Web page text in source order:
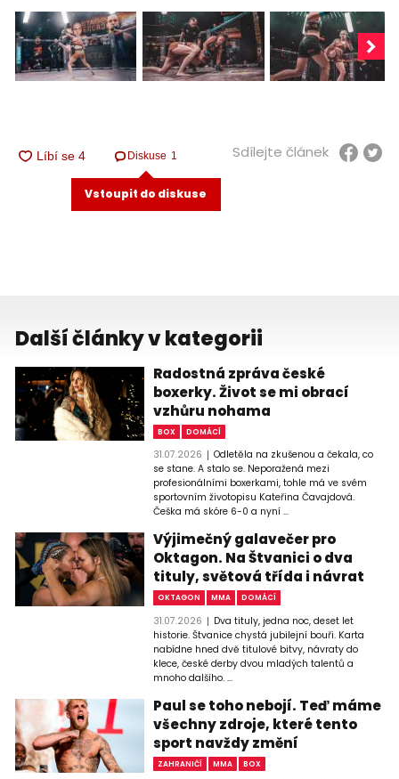
Diskuse 1
Vstoupit do diskuse
Sdílejte článek
Další články v kategorii
Radostná zpráva české
boxerky. Život se mi obrací
vzhůru nohama
BOX DOMÁCÍ
31.07.2026
Odletěla na zkušenou a čekala, co
se stane. A stalo se. Neporažená mezi
profesionálními boxerkami, tohle má ve svém
sportovním životopisu Kateřina Čavajdová.
Češka má skóre 6-0 a nyní ...
Výjimečný galavečer pro
Oktagon. Na Štvanici o dva
tituly, světová třída i návrat
OKTAGON MMA DOMÁCÍ
31.07.2026
Dva tituly, jedna noc, deset let
historie. Štvanice chystá jubilejní bouři. Karta
nabídne hned dvě titulové bitvy, návraty do
klece, české derby dvou mladých talentů a
mnoho dalšího. ...
Paul se toho nebojí. Teď máme
všechny zdroje, které tento
sport navždy změní
ZAHRANIČÍ MMA BOX